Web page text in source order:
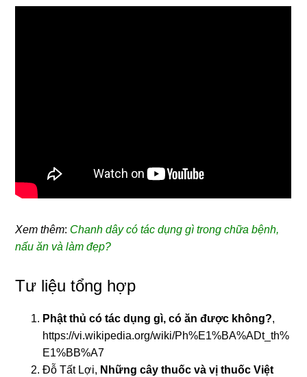
Xem thêm: Chanh dây có tác dụng gì trong chữa bệnh,
nấu ăn và làm đẹp?
Tư liệu tổng hợp
Phật thủ có tác dụng gì, có ăn được không?,
https://vi.wikipedia.org/wiki/Ph%E1%BA%ADt_th%
E1%BB%A7
Đỗ Tất Lợi, Những cây thuốc và vị thuốc Việt